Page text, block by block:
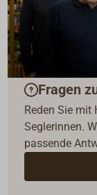
Fragen
Reden Sie mit
Seglerinnen.
passende